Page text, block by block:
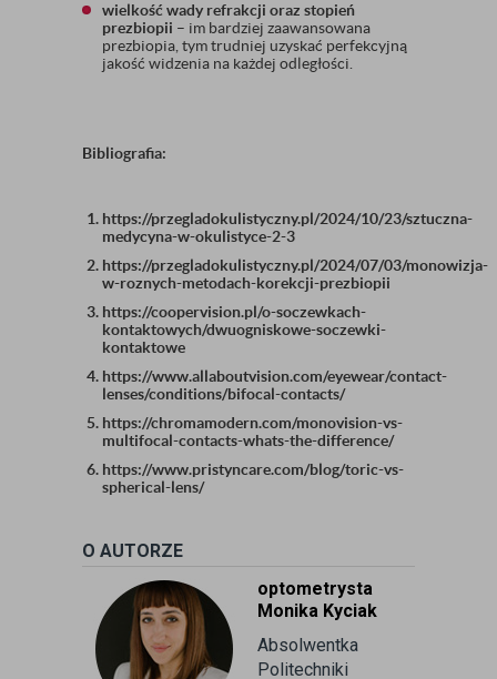
wielkość wady refrakcji oraz stopień
prezbiopii – im bardziej zaawansowana
prezbiopia, tym trudniej uzyskać perfekcyjną
jakość widzenia na każdej odległości.
Bibliografia:
https://przegladokulistyczny.pl/2024/10/23/sztuczna-
medycyna-w-okulistyce-2-3
https://przegladokulistyczny.pl/2024/07/03/monowizja-
w-roznych-metodach-korekcji-prezbiopii
https://coopervision.pl/o-soczewkach-
kontaktowych/dwuogniskowe-soczewki-
kontaktowe
https://www.allaboutvision.com/eyewear/contact-
lenses/conditions/bifocal-contacts/
https://chromamodern.com/monovision-vs-
multifocal-contacts-whats-the-difference/
https://www.pristyncare.com/blog/toric-vs-
spherical-lens/
O AUTORZE
optometrysta
Monika Kyciak
Absolwentka
Politechniki